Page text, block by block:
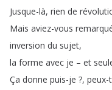
Jusque-là, rien de
Mais aviez-vous
inversion du sujet,
la forme avec je – et
Ça donne puis-je ?, peux-